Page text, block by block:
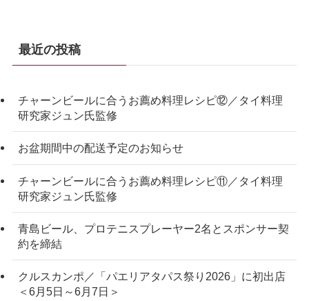
最近の投稿
チャーンビールに合うお薦め料理レシピ⑫／タイ料理
研究家ジュン氏監修
お盆期間中の配送予定のお知らせ
チャーンビールに合うお薦め料理レシピ⑪／タイ料理
研究家ジュン氏監修
青島ビール、プロテニスプレーヤー2名とスポンサー契
約を締結
クルスカンポ／「パエリアタパス祭り2026」に初出店
＜6月5日～6月7日＞